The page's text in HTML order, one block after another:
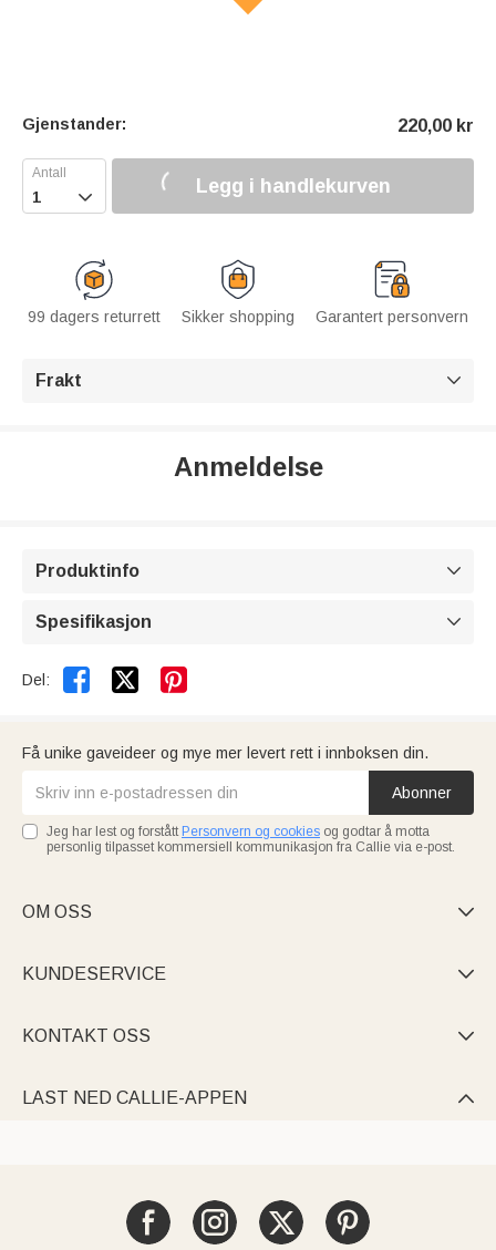
Gjenstander: 220,00 kr
 Legg i handlekurven
99 dagers returrett Sikker shopping Garantert personvern
Frakt 
Anmeldelse
Produktinfo 
Spesifikasjon 
Del:  
Få unike gaveideer og mye mer levert rett i innboksen din.
Abonner
Jeg har lest og forstått Personvern og cookies og godtar å motta
personlig tilpasset kommersiell kommunikasjon fra Callie via e-post.
OM OSS 
KUNDESERVICE 
KONTAKT OSS 
LAST NED CALLIE-APPEN 